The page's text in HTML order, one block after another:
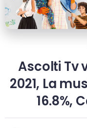
Ascolti Tv
2021, La
16.8%,